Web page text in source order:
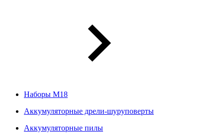
Наборы М18
Аккумуляторные дрели-шуруповерты
Аккумуляторные пилы